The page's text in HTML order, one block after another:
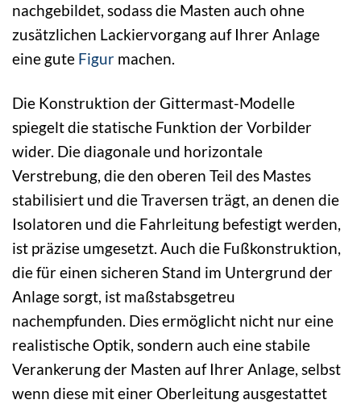
nachgebildet, sodass die Masten auch ohne
zusätzlichen Lackiervorgang auf Ihrer Anlage
eine gute Figur machen.
Die Konstruktion der Gittermast-Modelle
spiegelt die statische Funktion der Vorbilder
wider. Die diagonale und horizontale
Verstrebung, die den oberen Teil des Mastes
stabilisiert und die Traversen trägt, an denen die
Isolatoren und die Fahrleitung befestigt werden,
ist präzise umgesetzt. Auch die Fußkonstruktion,
die für einen sicheren Stand im Untergrund der
Anlage sorgt, ist maßstabsgetreu
nachempfunden. Dies ermöglicht nicht nur eine
realistische Optik, sondern auch eine stabile
Verankerung der Masten auf Ihrer Anlage, selbst
wenn diese mit einer Oberleitung ausgestattet